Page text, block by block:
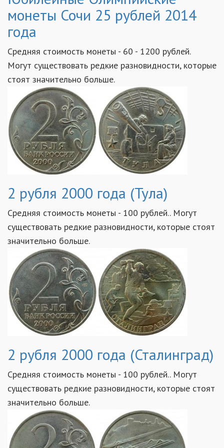
монеты Сочи 25 рублей 2014
года
Средняя стоимость монеты - 60 - 1200 рублей.
Могут существовать редкие разновидности, которые
стоят значительно больше.
2 рубля 2000 года (Тула)
Средняя стоимость монеты - 100 рублей.. Могут
существовать редкие разновидности, которые стоят
значительно больше.
2 рубля 2000 года (Сталинград)
Средняя стоимость монеты - 100 рублей.. Могут
существовать редкие разновидности, которые стоят
значительно больше.